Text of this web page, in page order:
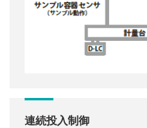
連続投入制御